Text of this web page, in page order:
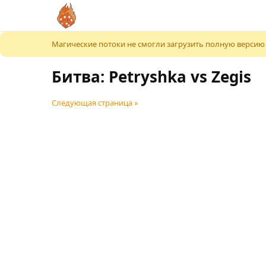
К содержимому
Магические потоки не смогли загрузить полную
Битва: Petryshka vs Zegis
Следующая страница »